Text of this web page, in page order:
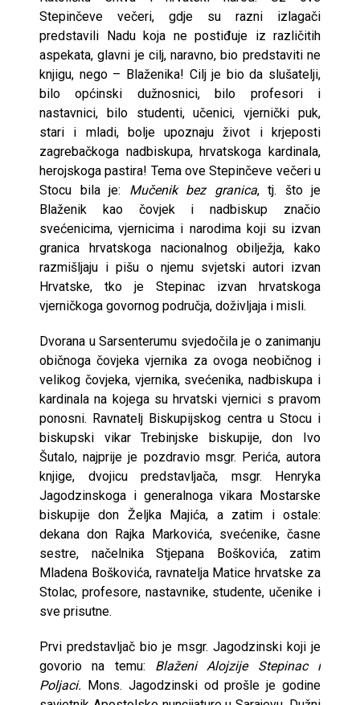
Stepinčeve večeri, gdje su razni izlagači
predstavili Nadu koja ne postiđuje iz različitih
aspekata, glavni je cilj, naravno, bio predstaviti ne
knjigu, nego – Blaženika! Cilj je bio da slušatelji,
bilo općinski dužnosnici, bilo profesori i
nastavnici, bilo studenti, učenici, vjernički puk,
stari i mladi, bolje upoznaju život i krjeposti
zagrebačkoga nadbiskupa, hrvatskoga kardinala,
herojskoga pastira! Tema ove Stepinčeve večeri u
Stocu bila je: Mučenik bez granica, tj. što je
Blaženik kao čovjek i nadbiskup značio
svećenicima, vjernicima i narodima koji su izvan
granica hrvatskoga nacionalnog obilježja, kako
razmišljaju i pišu o njemu svjetski autori izvan
Hrvatske, tko je Stepinac izvan hrvatskoga
vjerničkoga govornog područja, doživljaja i misli.
Dvorana u Sarsenterumu svjedočila je o zanimanju
običnoga čovjeka vjernika za ovoga neobičnog i
velikog čovjeka, vjernika, svećenika, nadbiskupa i
kardinala na kojega su hrvatski vjernici s pravom
ponosni. Ravnatelj Biskupijskog centra u Stocu i
biskupski vikar Trebinjske biskupije, don Ivo
Šutalo, najprije je pozdravio msgr. Perića, autora
knjige, dvojicu predstavljača, msgr. Henryka
Jagodzinskoga i generalnoga vikara Mostarske
biskupije don Željka Majića, a zatim i ostale:
dekana don Rajka Markovića, svećenike, časne
sestre, načelnika Stjepana Boškovića, zatim
Mladena Boškovića, ravnatelja Matice hrvatske za
Stolac, profesore, nastavnike, studente, učenike i
sve prisutne.
Prvi predstavljač bio je msgr. Jagodzinski koji je
govorio na temu: Blaženi Alojzije Stepinac i
Poljaci. Mons. Jagodzinski od prošle je godine